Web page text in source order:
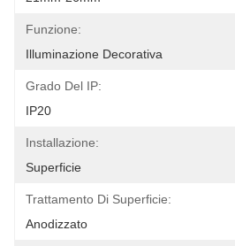
Funzione:
Illuminazione Decorativa
Grado Del IP:
IP20
Installazione:
Superficie
Trattamento Di Superficie:
Anodizzato